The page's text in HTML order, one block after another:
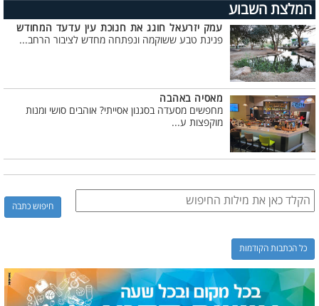
המלצת השבוע
עמק יזרעאל חוגג את חנוכת עין עדעד המחודש
פנינת טבע ששוקמה ונפתחה מחדש לציבור הרחב...
מאסיה באהבה
מחפשים מסעדה בסגנון אסייתי? אוהבים סושי ומנות
מוקפצות ע...
כל הכתבות הקודמות